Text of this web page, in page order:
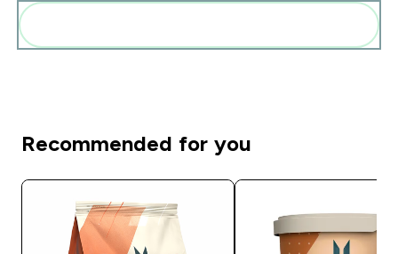
Recommended for you